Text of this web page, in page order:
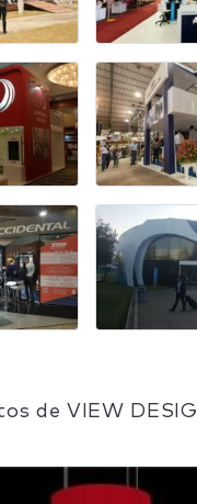
de VIEW